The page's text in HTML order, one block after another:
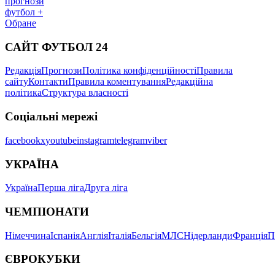
футбол +
Обране
САЙТ ФУТБОЛ 24
РедакціяПрогнозиПолітика конфіденційностіПравила
сайтуКонтактиПравила коментуванняРедакційна
політикаСтруктура власності
Соціальні мережі
facebookxyoutubeinstagramtelegramviber
УКРАЇНА
УкраїнаПерша лігаДруга ліга
ЧЕМПІОНАТИ
НімеччинаІспаніяАнгліяІталіяБельгіяМЛСНідерландиФранція
ЄВРОКУБКИ